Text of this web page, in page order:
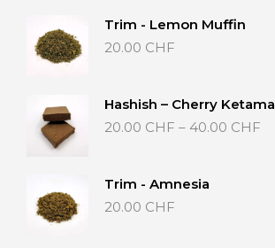
Trim - Lemon Muffin
20.00 CHF
Hashish – Cherry Ketama
20.00 CHF – 40.00 CHF
Trim - Amnesia
20.00 CHF